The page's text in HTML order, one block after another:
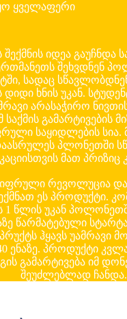
ყველაფერი
შექმნის იდეა გაუჩნდა
შეხვდნენ
სადაც
დიდი ხნის უკან.
არასაჭირო
საქმის გამარტივების
საყიდლების სია.
პლონეთში
მათ პრიზიც
რევოლუცია და
ეს პროდუქტი.
1 წლის უკან
წარმატებული
ჰყავს უამრავი
ენაზე. პროდუქტი
გამარტივება იმ
შეუძლებლად ჩანდა.